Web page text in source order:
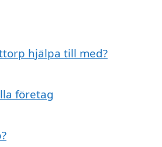
hjälpa till med?
företag